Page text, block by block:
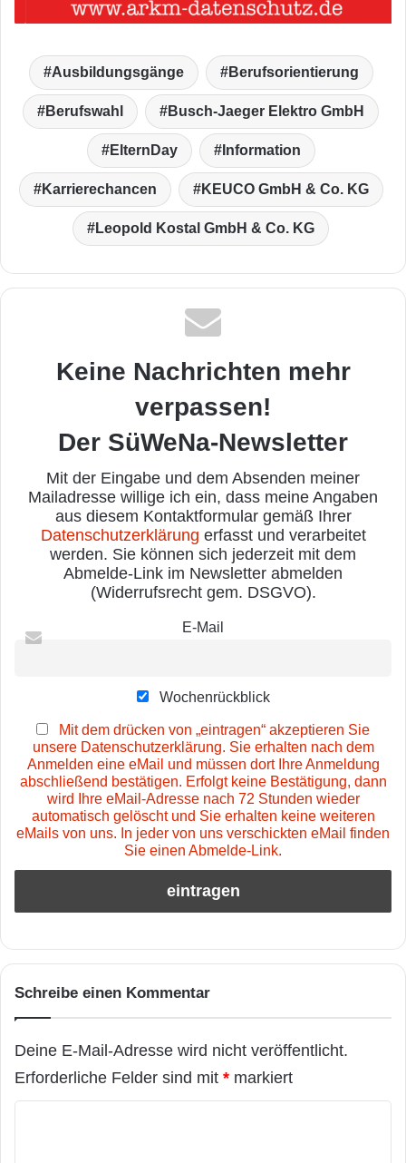
Ausbildungsgänge Berufsorientierung
Berufswahl Busch-Jaeger Elektro GmbH
ElternDay Information
Karrierechancen KEUCO GmbH & Co. KG
Leopold Kostal GmbH & Co. KG
Keine Nachrichten mehr
verpassen!
Der SüWeNa-Newsletter
Mit der Eingabe und dem Absenden meiner
Mailadresse willige ich ein, dass meine Angaben
aus diesem Kontaktformular gemäß Ihrer
Datenschutzerklärung erfasst und verarbeitet
werden. Sie können sich jederzeit mit dem
Abmelde-Link im Newsletter abmelden
(Widerrufsrecht gem. DSGVO).
E-Mail
Wochenrückblick
Mit dem drücken von „eintragen“ akzeptieren Sie
unsere Datenschutzerklärung. Sie erhalten nach dem
Anmelden eine eMail und müssen dort Ihre Anmeldung
abschließend bestätigen. Erfolgt keine Bestätigung, dann
wird Ihre eMail-Adresse nach 72 Stunden wieder
automatisch gelöscht und Sie erhalten keine weiteren
eMails von uns. In jeder von uns verschickten eMail finden
Sie einen Abmelde-Link.
Schreibe einen Kommentar
Deine E-Mail-Adresse wird nicht veröffentlicht.
Erforderliche Felder sind mit * markiert